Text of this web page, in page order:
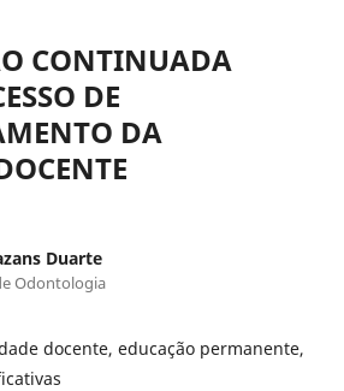
CONTINUADA
DE
DA
Duarte
Odontologia
docente, educação permanente,